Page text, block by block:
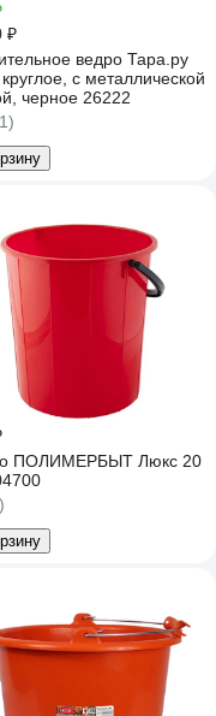
₽
ведро Тара.ру
с металлической
черное 26222
ПОЛИМЕРБЫТ Люкс 20